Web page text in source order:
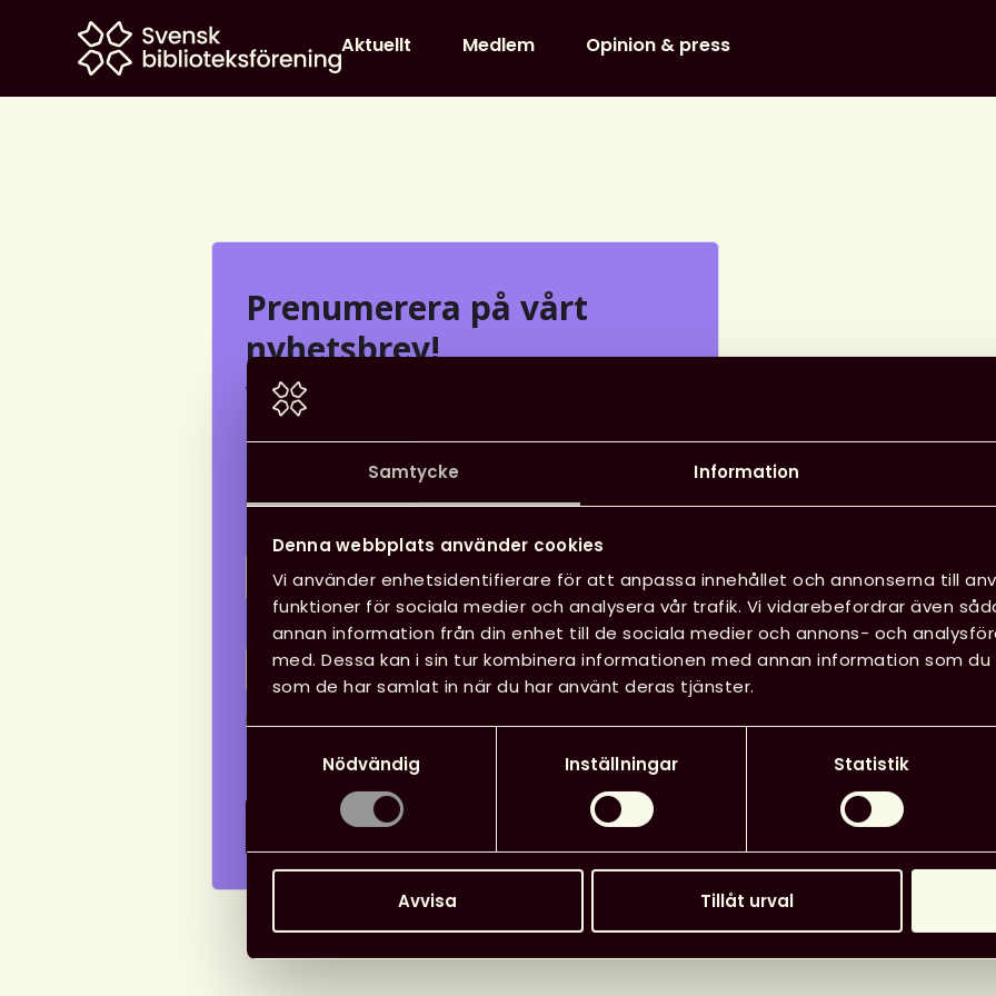
Samtycke Information
Denna webbplats använder cookies
Vi använder enhetsidentifierare för att anpassa innehållet och annonserna till
funktioner för sociala medier och analysera vår trafik. Vi vidarebefordrar även
annan information från din enhet till de sociala medier och annons- och
med. Dessa kan i sin tur kombinera informationen med annan information som
som de har samlat in när du har använt deras tjänster.
Nödvändig
Inställningar Statistik
Avvisa Tillåt urval
Home
Aktuellt Medlem Opinion & press
Prenumerera på vårt
nyhetsbrev!
Vill du hålla dig uppdaterad om vad som händer
inom bibliotekssektorn? Prenumerera på vårt
nyhetsbrev och få de senaste nyheterna, aktuella
rapporter och inbjudningar till viktiga evenemang –
direkt i din inkorg!
Namn:
E-post: *
Jag har tagit del av informationen rörande
För mer information,
läs vår integritetspolicy.
Prenumerera